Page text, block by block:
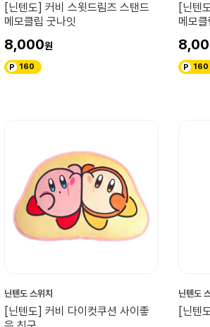
[닌텐도] 커비 스윗드림즈 스탠드
메모클립 굿나잇
8,000
160
[닌텐
메모클
160
닌텐도 스위치
[닌텐도] 커비 다이컷쿠션 사이좋
닌텐도
[닌텐